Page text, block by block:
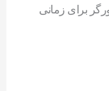
برای زمانی